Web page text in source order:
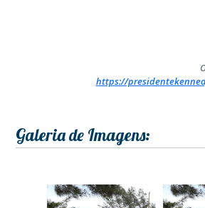
https://
Galeria de Imagens: